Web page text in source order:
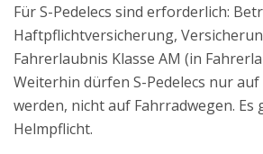
Für S-Pedelecs sind erforderlich:
Haftpflichtversicherung,
Fahrerlaubnis Klasse AM (in
Weiterhin dürfen S-Pedelecs nur
werden, nicht auf Fahrradwegen. Es
Helmpflicht.